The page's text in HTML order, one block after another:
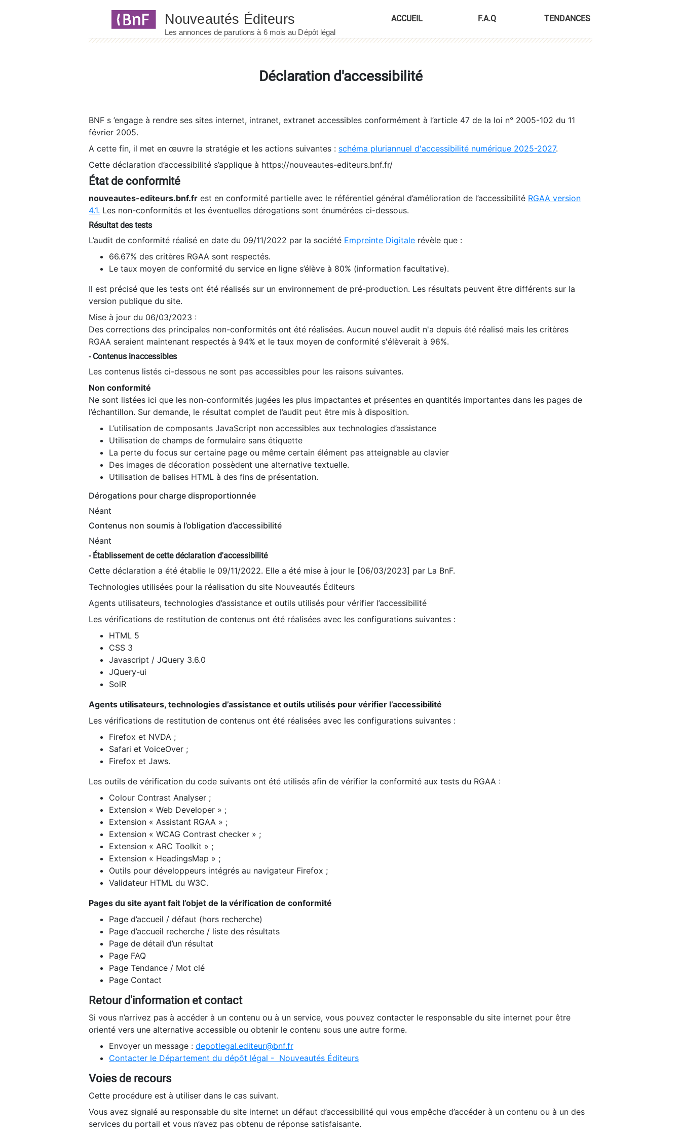
ACCUEIL F.A.Q TENDANCES
Déclaration d'accessibilité
BNF s ’engage à rendre ses sites internet, intranet, extranet accessibles conformément à l’article 47 de la loi n° 2005-102 du 11
février 2005.
A cette fin, il met en œuvre la stratégie et les actions suivantes : schéma pluriannuel d'accessibilité numérique 2025-2027.
Cette déclaration d’accessibilité s’applique à https://nouveautes-editeurs.bnf.fr/
État de conformité
nouveautes-editeurs.bnf.fr est en conformité partielle avec le référentiel général d’amélioration de l’accessibilité RGAA version
4.1. Les non-conformités et les éventuelles dérogations sont énumérées ci-dessous.
Résultat des tests
L’audit de conformité réalisé en date du 09/11/2022 par la société Empreinte Digitale révèle que :
66.67% des critères RGAA sont respectés.
Le taux moyen de conformité du service en ligne s’élève à 80% (information facultative).
Il est précisé que les tests ont été réalisés sur un environnement de pré-production. Les résultats peuvent être différents sur la
version publique du site.
Mise à jour du 06/03/2023 :
Des corrections des principales non-conformités ont été réalisées. Aucun nouvel audit n'a depuis été réalisé mais les critères
RGAA seraient maintenant respectés à 94% et le taux moyen de conformité s'élèverait à 96%.
- Contenus inaccessibles
Les contenus listés ci-dessous ne sont pas accessibles pour les raisons suivantes.
Non conformité
Ne sont listées ici que les non-conformités jugées les plus impactantes et présentes en quantités importantes dans les pages de
l’échantillon. Sur demande, le résultat complet de l’audit peut être mis à disposition.
L’utilisation de composants JavaScript non accessibles aux technologies d’assistance
Utilisation de champs de formulaire sans étiquette
La perte du focus sur certaine page ou même certain élément pas atteignable au clavier
Des images de décoration possèdent une alternative textuelle.
Utilisation de balises HTML à des fins de présentation.
Dérogations pour charge disproportionnée
Néant
Contenus non soumis à l’obligation d’accessibilité
Néant
- Établissement de cette déclaration d'accessibilité
Cette déclaration a été établie le 09/11/2022. Elle a été mise à jour le [06/03/2023] par La BnF.
Technologies utilisées pour la réalisation du site Nouveautés Éditeurs
Agents utilisateurs, technologies d’assistance et outils utilisés pour vérifier l’accessibilité
Les vérifications de restitution de contenus ont été réalisées avec les configurations suivantes :
HTML 5
CSS 3
Javascript / JQuery 3.6.0
JQuery-ui
SolR
Agents utilisateurs, technologies d’assistance et outils utilisés pour vérifier l’accessibilité
Les vérifications de restitution de contenus ont été réalisées avec les configurations suivantes :
Firefox et NVDA ;
Safari et VoiceOver ;
Firefox et Jaws.
Les outils de vérification du code suivants ont été utilisés afin de vérifier la conformité aux tests du RGAA :
Colour Contrast Analyser ;
Extension « Web Developer » ;
Extension « Assistant RGAA » ;
Extension « WCAG Contrast checker » ;
Extension « ARC Toolkit » ;
Extension « HeadingsMap » ;
Outils pour développeurs intégrés au navigateur Firefox ;
Validateur HTML du W3C.
Pages du site ayant fait l’objet de la vérification de conformité
Page d’accueil / défaut (hors recherche)
Page d’accueil recherche / liste des résultats
Page de détail d’un résultat
Page FAQ
Page Tendance / Mot clé
Page Contact
Retour d'information et contact
Si vous n’arrivez pas à accéder à un contenu ou à un service, vous pouvez contacter le responsable du site internet pour être
orienté vers une alternative accessible ou obtenir le contenu sous une autre forme.
Envoyer un message : depotlegal.editeur@bnf.fr
Contacter le Département du dépôt légal - Nouveautés Éditeurs
Voies de recours
Cette procédure est à utiliser dans le cas suivant.
Vous avez signalé au responsable du site internet un défaut d’accessibilité qui vous empêche d’accéder à un contenu ou à un des
services du portail et vous n’avez pas obtenu de réponse satisfaisante.